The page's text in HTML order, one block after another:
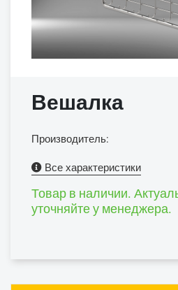
Вешалка
Производитель:
Все характеристики
Товар в наличии.
уточняйте у менеджера.